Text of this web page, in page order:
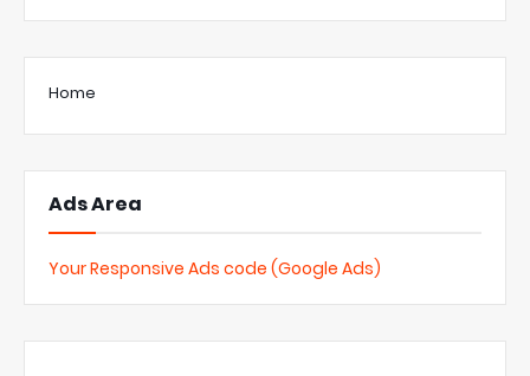
Home
Ads Area
Your Responsive Ads code (Google Ads)